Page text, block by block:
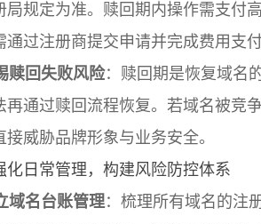
局规定为准。赎回期内操作需支付
通过注册商提交申请并完成费用支
赎回失败风险：赎回期是恢复域名
再通过赎回流程恢复。若域名被竞
接威胁品牌形象与业务安全。
化日常管理，构建风险防控体系
域名台账管理：梳理所有域名的注